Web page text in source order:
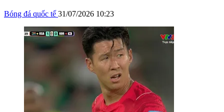
Bóng đá quốc tế 31/07/2026 10:23